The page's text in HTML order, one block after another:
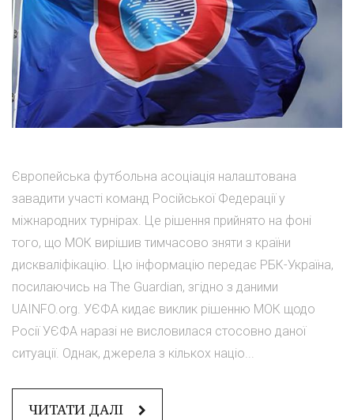
Європейська футбольна асоціація налаштована
завадити участі команд Російської Федерації у
міжнародних турнірах. Це рішення прийнято на фоні
того, що МОК вирішив тимчасово зняти з країни
дискваліфікацію. Цю інформацію передає РБК-Україна,
посилаючись на The Guardian, згідно з даними
UAINFO.org. УЄФА кидає виклик рішенню МОК щодо
Росії УЄФА наразі не висловилася стосовно даної
ситуації. Однак, джерела з кількох націо...
ЧИТАТИ ДАЛІ